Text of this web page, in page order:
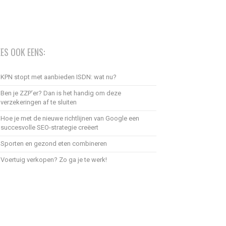
OOK EENS:
KPN stopt met aanbieden ISDN: wat nu?
Ben je ZZP’er? Dan is het handig om deze
verzekeringen af te sluiten
Hoe je met de nieuwe richtlijnen van Google een
succesvolle SEO-strategie creëert
Sporten en gezond eten combineren
Voertuig verkopen? Zo ga je te werk!